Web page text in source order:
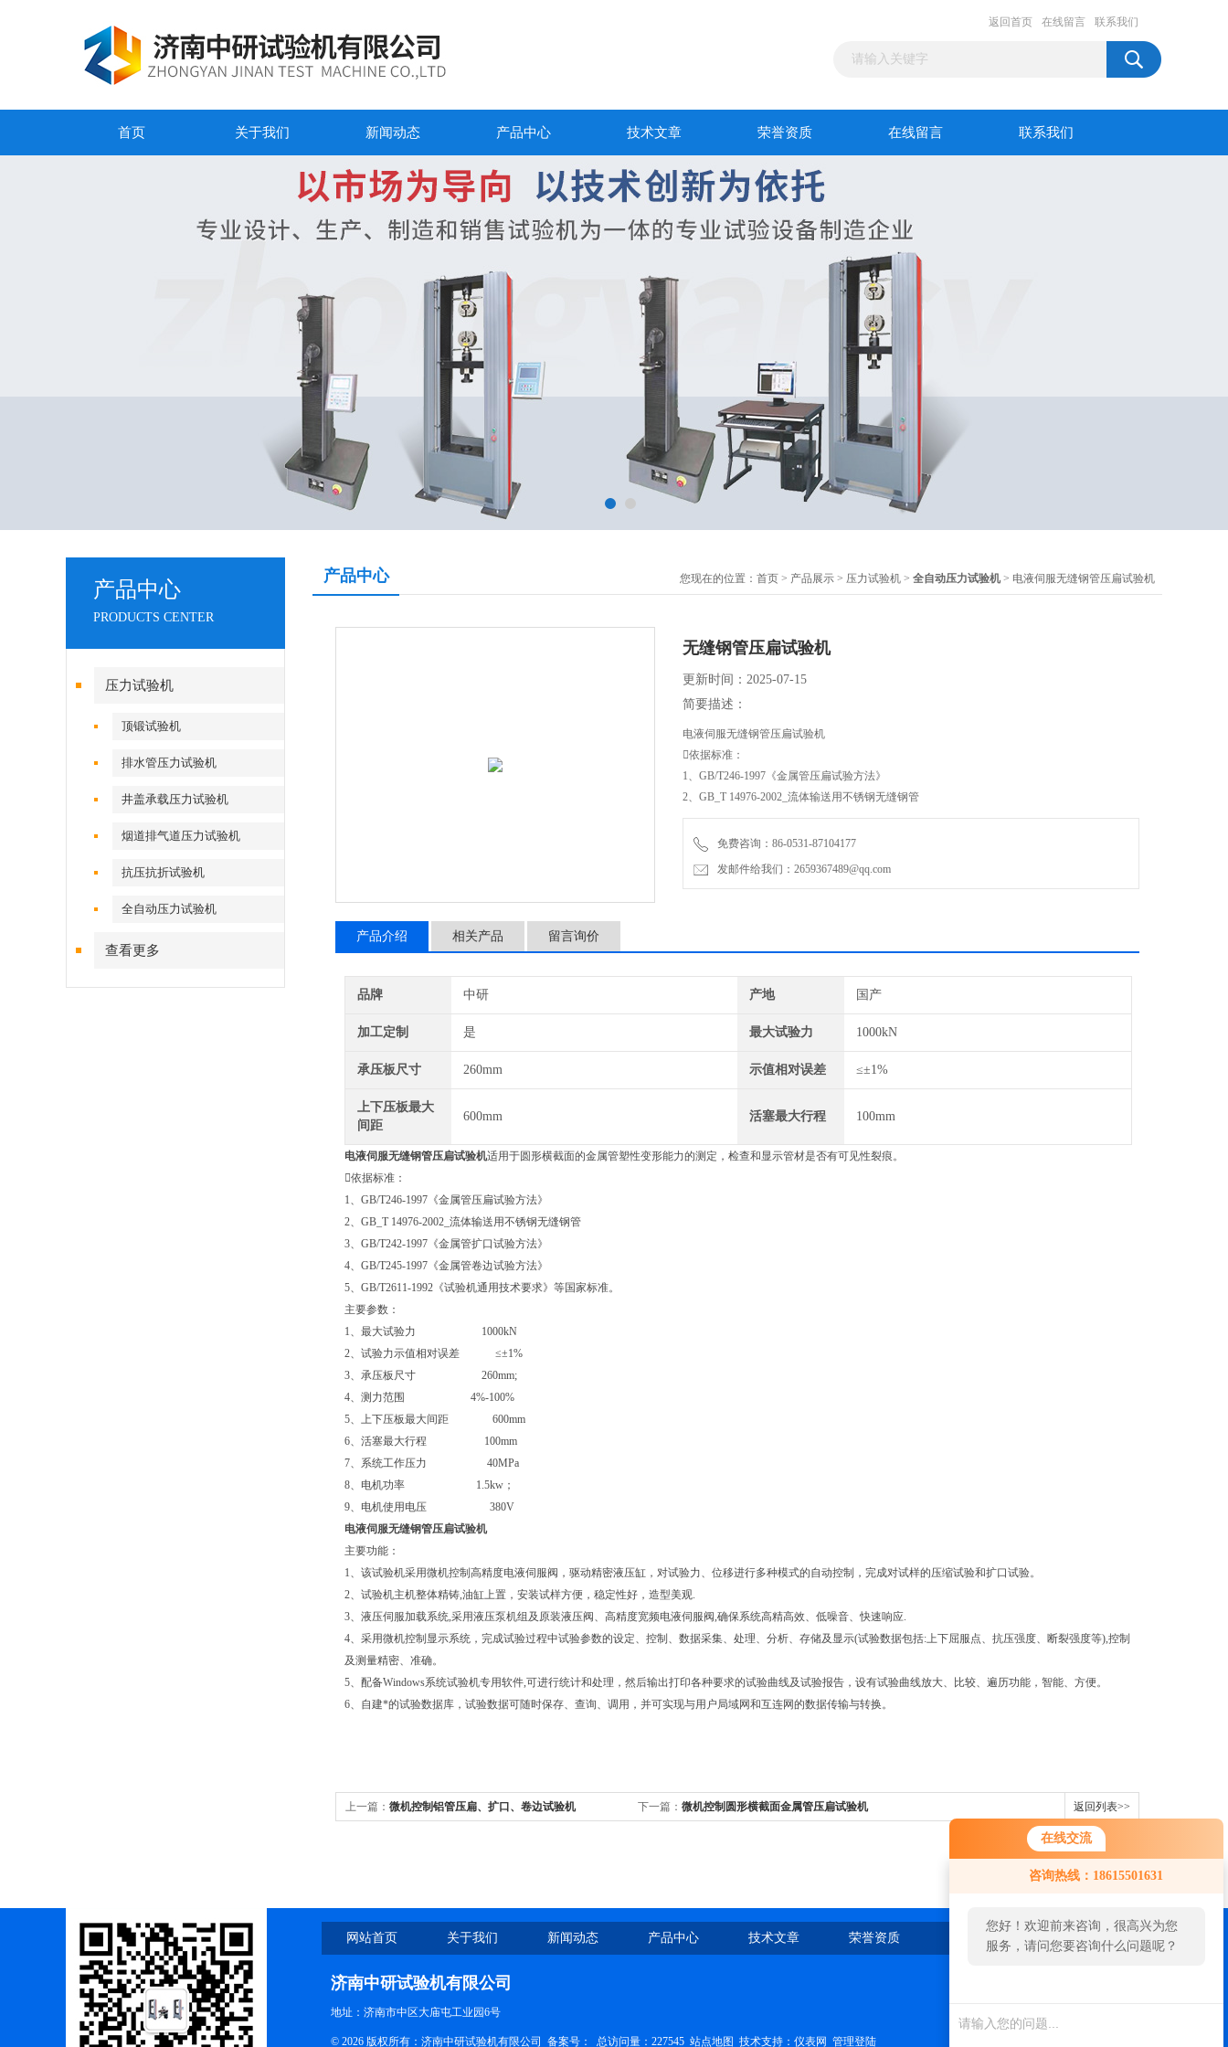
在线交流
咨询热线：18615501631
您好！欢迎前来咨询，很高兴为您
服务，请问您要咨询什么问题呢？
了需求产品，您可以直接在线与我
联系！
返回首页 在线留言 联系我们
首页 关于我们 新闻动态 产品中心 技术文章 荣誉资质 在线留言 联系我们
产品中心
PRODUCTS CENTER
压力试验机
顶锻试验机
排水管压力试验机
井盖承载压力试验机
烟道排气道压力试验机
抗压抗折试验机
全自动压力试验机
查看更多
产品中心 您现在的位置： 首页 > 产品展示 > 压力试验机 > 全自动压力试验机 > 电液伺服无缝钢管压扁试验机
无缝钢管压扁试验机
更新时间：2025-07-15
简要描述：
电液伺服无缝钢管压扁试验机
依据标准：
1、GB/T246-1997《金属管压扁试验方法》
2、GB_T 14976-2002_流体输送用不锈钢无缝钢管
3、GB/T242-1997《金属管扩口试验方法》
4、GB/T245-1997《金属管卷边试验方法》
免费咨询：86-0531-87104177
发邮件给我们：2659367489@qq.com
产品介绍 相关产品 留言询价
品牌 中研 产地 国产
加工定制 是 最大试验力 1000kN
承压板尺寸 260mm 示值相对误差 ≤±1%
上下压板最大
间距
600mm 活塞最大行程 100mm
电液伺服无缝钢管压扁试验机适用于圆形横截面的金属管塑性变形能力的测定，检查和显示管材是否有可见性裂痕。
依据标准：
1、GB/T246-1997《金属管压扁试验方法》
2、GB_T 14976-2002_流体输送用不锈钢无缝钢管
3、GB/T242-1997《金属管扩口试验方法》
4、GB/T245-1997《金属管卷边试验方法》
5、GB/T2611-1992《试验机通用技术要求》等国家标准。
主要参数：
1、最大试验力 1000kN
2、试验力示值相对误差 ≤±1%
3、承压板尺寸 260mm;
4、测力范围
4%-100%
5、上下压板最大间距 600mm
6、活塞最大行程 100mm
7、系统工作压力 40MPa
8、电机功率 1.5kw；
9、电机使用电压 380V
电液伺服无缝钢管压扁试验机
主要功能：
1、该试验机采用微机控制高精度电液伺服阀，驱动精密液压缸，对试验力、位移进行多种模式的自动控制，完成对试样的压缩试验和扩口试验。
2、试验机主机整体精铸,油缸上置，安装试样方便，稳定性好，造型美观.
3、液压伺服加载系统,采用液压泵机组及原装液压阀、高精度宽频电液伺服阀,确保系统高精高效、低噪音、快速响应.
4、采用微机控制显示系统，完成试验过程中试验参数的设定、控制、数据采集、处理、分析、存储及显示(试验数据包括:上下屈服点、抗压强度、断裂强度等),控制
及测量精密、准确。
5、配备Windows系统试验机专用软件,可进行统计和处理，然后输出打印各种要求的试验曲线及试验报告，设有试验曲线放大、比较、遍历功能，智能、方便。
6、自建*的试验数据库，试验数据可随时保存、查询、调用，并可实现与用户局域网和互连网的数据传输与转换。
上一篇： 微机控制铝管压扁、扩口、卷边试验机 下一篇： 微机控制圆形横截面金属管压扁试验机 返回列表>>
网站首页 关于我们 新闻动态 产品中心 技术文章 荣誉资质 在线留言 联系我们
济南中研试验机有限公司
地址：济南市中区大庙屯工业园6号
© 2026 版权所有：济南中研试验机有限公司 备案号： 总访问量：227545 站点地图 技术支持： 仪表网 管理登陆